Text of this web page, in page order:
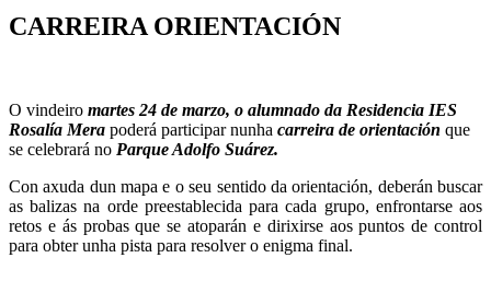
CARREIRA ORIENTACIÓN
O vindeiro martes 24 de marzo, o alumnado da Residencia IES
Rosalía Mera poderá participar nunha carreira de orientación que
se celebrará no Parque Adolfo Suárez.
Con axuda dun mapa e o seu sentido da orientación, deberán buscar
as balizas na orde preestablecida para cada grupo, enfrontarse aos
retos e ás probas que se atoparán e dirixirse aos puntos de control
para obter unha pista para resolver o enigma final.